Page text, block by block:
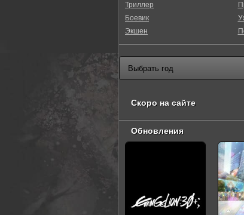
Триллер
Боевик
Экшен
Скоро на сайте
Обновления